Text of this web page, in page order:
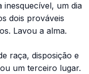
inesquecível, um dia
dois prováveis
Lavou a alma.
raça, disposição e
um terceiro lugar.